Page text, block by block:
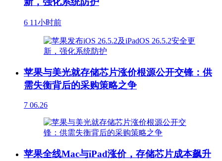
6 11小时前
苹果与美光就存储芯片涨价根源公开交锋：供
需失衡背后的采购策略之争
7 06.26
苹果全线Mac与iPad涨价，存储芯片成本飙升